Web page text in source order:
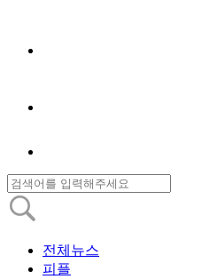
전체뉴스
피플